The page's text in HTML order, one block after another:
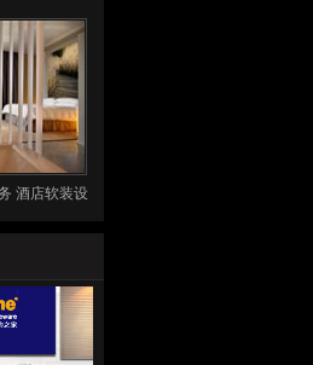
用品
酒店软装设